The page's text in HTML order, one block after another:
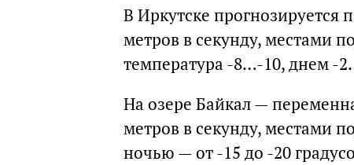
В Иркутске прогнозируется
метров в секунду, местами
температура -8…-10, днем -
На озере Байкал —
метров в секунду, местами
ночью — от -15 до -20